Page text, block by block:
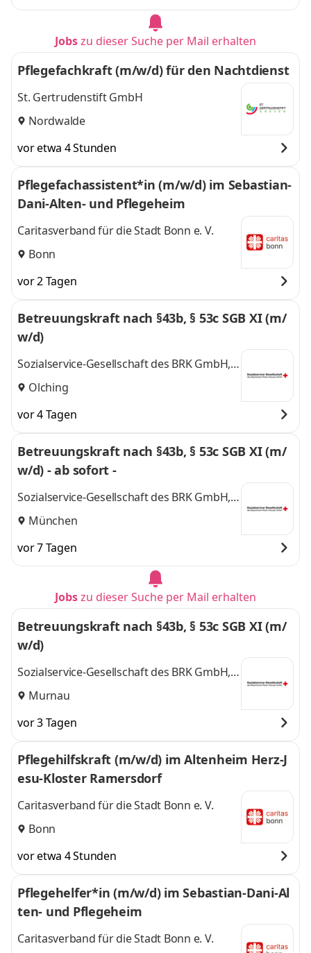
Jobszu dieser Suche per Mail erhalten
Pflegefachkraft (m/w/d) für den Nachtdienst
St. Gertrudenstift GmbH
Nordwalde
vor etwa 4 Stunden
Pflegefachassistent*in (m/w/d) im Sebastian-
Dani-Alten- und Pflegeheim
Caritasverband für die Stadt Bonn e. V.
Bonn
vor 2 Tagen
Betreuungskraft nach §43b, § 53c SGB XI (m/
w/d)
Sozialservice-Gesellschaft des BRK GmbH,
SeniorenWohnen Olching
Olching
vor 4 Tagen
Betreuungskraft nach §43b, § 53c SGB XI (m/
w/d) - ab sofort -
Sozialservice-Gesellschaft des BRK GmbH,
SeniorenWohnen München Pasing-
München
vor 7 Tagen
Jobszu dieser Suche per Mail erhalten
Betreuungskraft nach §43b, § 53c SGB XI (m/
w/d)
Sozialservice-Gesellschaft des BRK GmbH,
SeniorenWohnen Murnau Staffelsee
Murnau
vor 3 Tagen
Pflegehilfskraft (m/w/d) im Altenheim Herz-J
esu-Kloster Ramersdorf
Caritasverband für die Stadt Bonn e. V.
Bonn
vor etwa 4 Stunden
Pflegehelfer*in (m/w/d) im Sebastian-Dani-Al
ten- und Pflegeheim
Caritasverband für die Stadt Bonn e. V.